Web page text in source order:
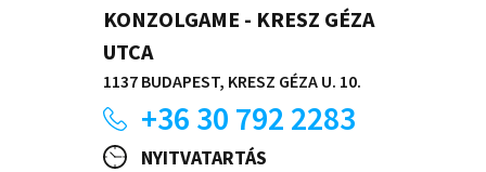
KONZOLGAME - KRESZ GÉZA
UTCA
1137 BUDAPEST, KRESZ GÉZA U. 10.
+36 30 792 2283
NYITVATARTÁS